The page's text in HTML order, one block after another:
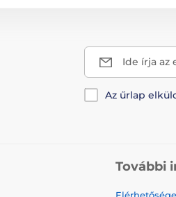
Ide írja az
Az űrlap
További